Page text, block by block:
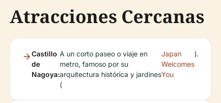
Atracciones Cercanas
Castillo
de
Nagoya:
A un corto paseo o viaje en
metro, famoso por su
arquitectura histórica y jardines
(
Japan
Welcomes
You
).